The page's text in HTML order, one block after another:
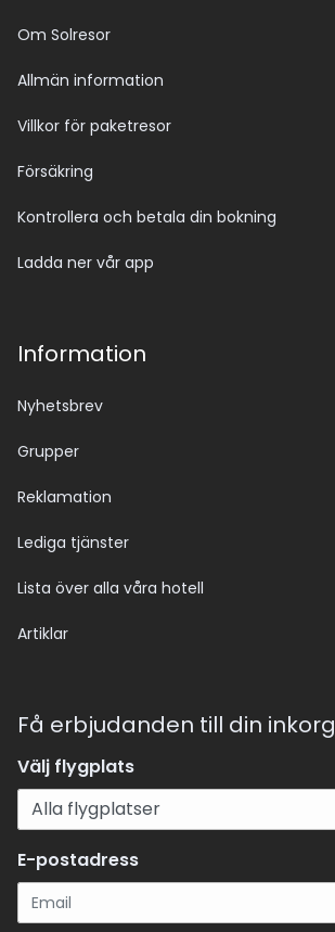
Om Solresor
Allmän information
Villkor för paketresor
Försäkring
Kontrollera och betala din bokning
Ladda ner vår app
Information
Nyhetsbrev
Grupper
Reklamation
Lediga tjänster
Lista över alla våra hotell
Artiklar
Få erbjudanden till din inkorg
Välj flygplats
E-postadress